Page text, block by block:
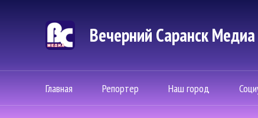
Вечерний Саранск Mедиа
Главная Репортер Наш город